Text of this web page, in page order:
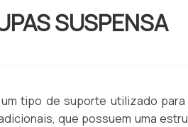
SUSPENSA
tipo de suporte utilizado
que possuem uma